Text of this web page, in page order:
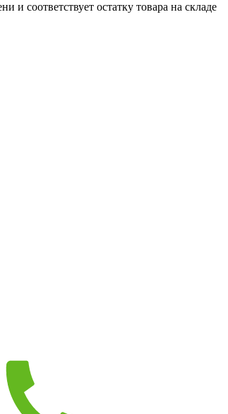
и соответствует остатку товара на складе